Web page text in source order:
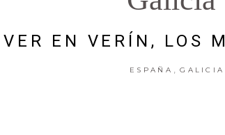
VER EN VERÍN, LOS
ESPAÑA GALICIA